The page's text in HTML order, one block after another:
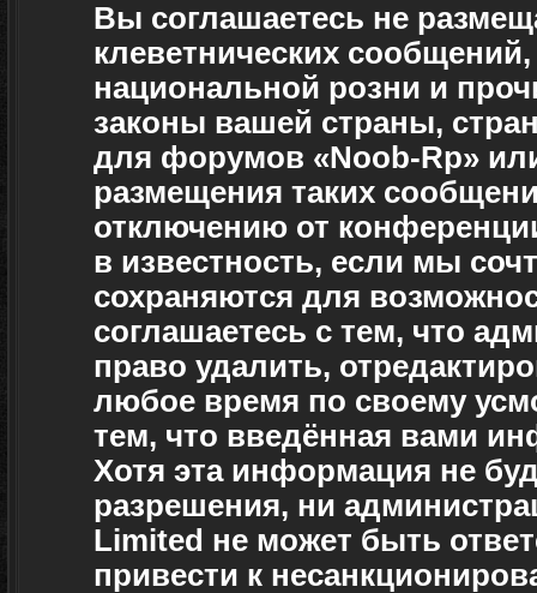
Вы соглашаетесь не
клеветнических
национальной розни и
законы вашей страны,
для форумов «Noob-Rp»
размещения таких
отключению от
в известность, если мы
сохраняются для
соглашаетесь с тем, что
право удалить,
любое время по своему
тем, что введённая вами
Хотя эта информация не
разрешения, ни
Limited не может быть
привести к